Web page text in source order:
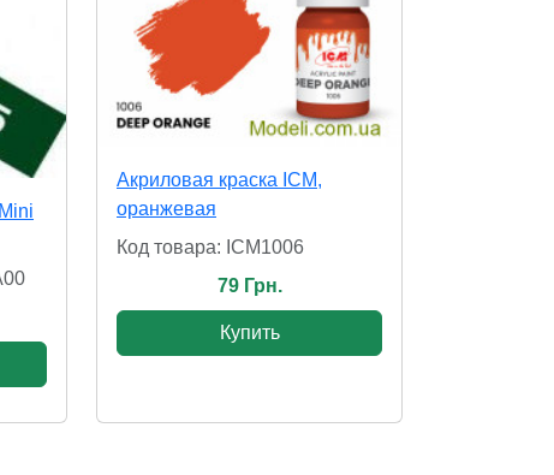
Акриловая краска ICM,
оранжевая
Код товара: ICM1006
79 Грн.
Купить